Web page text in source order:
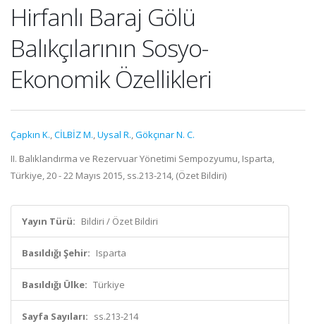
Hirfanlı Baraj Gölü
Balıkçılarının Sosyo-
Ekonomik Özellikleri
Çapkın K.,CİLBİZ M.,Uysal R.,Gökçınar N. C.
II. Balıklandırma ve Rezervuar Yönetimi Sempozyumu, Isparta,
Türkiye, 20 - 22 Mayıs 2015, ss.213-214, (Özet Bildiri)
Yayın Türü: Bildiri / Özet Bildiri
Basıldığı Şehir: Isparta
Basıldığı Ülke: Türkiye
Sayfa Sayıları: ss.213-214